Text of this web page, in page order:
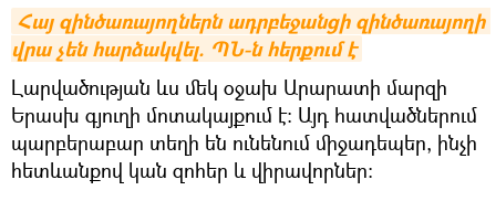
Հայ զինծառայողներն ադրբեջանցի զինծառայողի
վրա չեն հարձակվել. ՊՆ-ն հերքում է
Լարվածության ևս մեկ օջախ Արարատի մարզի
Երասխ գյուղի մոտակայքում է։ Այդ հատվածներում
պարբերաբար տեղի են ունենում միջադեպեր, ինչի
հետևանքով կան զոհեր և վիրավորներ։